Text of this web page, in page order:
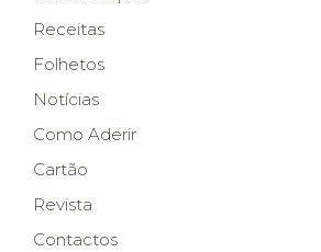
Receitas
Folhetos
Notícias
Como Aderir
Cartão
Revista
Contactos